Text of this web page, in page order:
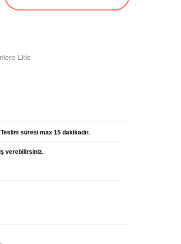
süresi max 15 dakikadır.
verebilirsiniz.